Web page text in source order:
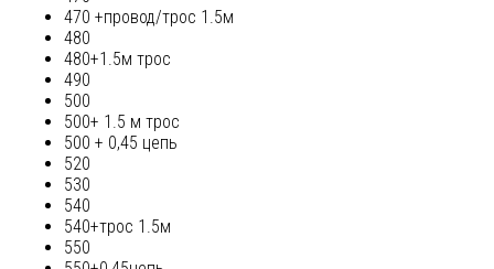
470 +провод/трос 1.5м
480
480+1.5м трос
490
500
500+ 1.5 м трос
500 + 0,45 цепь
520
530
540
540+трос 1.5м
550